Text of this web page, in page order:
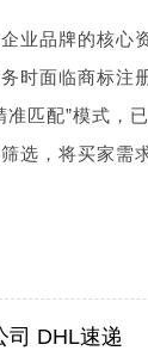
业品牌的核心
时面临商标注
匹配”模式，
选，将买家需
司 DHL速递